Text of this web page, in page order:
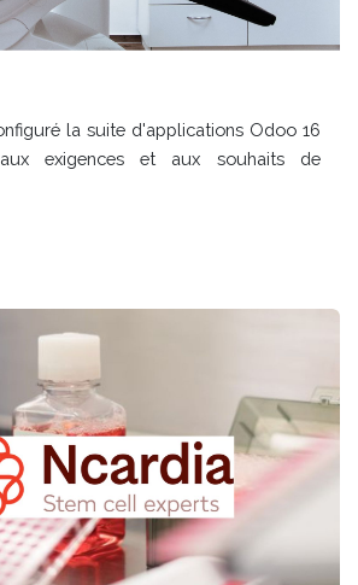
la suite d'applications Odoo 16
exigences et aux souhaits de